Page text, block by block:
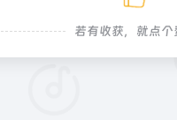
若有收获，就点个